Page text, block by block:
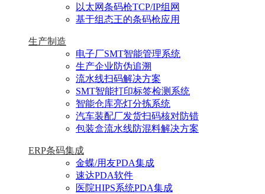
以太网条码枪TCP/IP组网
基于组态王的条码枪应用
生产制造
电子厂SMT智能管理系统
生产企业防伪追溯
流水线扫码解决方案
SMT智能打印标签检测系统
智能仓库亮灯分拣系统
汽车装配厂发货扫码核对防错
包装盒流水线防混料解决方案
ERP条码集成
金蝶/用友PDA集成
速达PDA软件
医院HIPS系统PDA集成